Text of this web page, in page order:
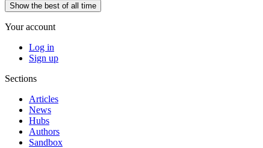
Show the best of all time
Your account
Log in
Sign up
Sections
Articles
News
Hubs
Authors
Sandbox